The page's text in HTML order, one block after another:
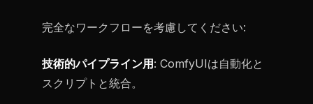
完全なワークフローを考慮してください:
技術的パイプライン用 : ComfyUIは自動化と
スクリプトと統合。